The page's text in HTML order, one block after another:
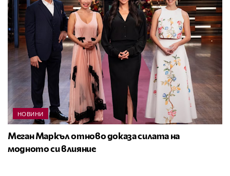
НОВИНИ
Меган Маркъл отново доказа силата на
модното си влияние